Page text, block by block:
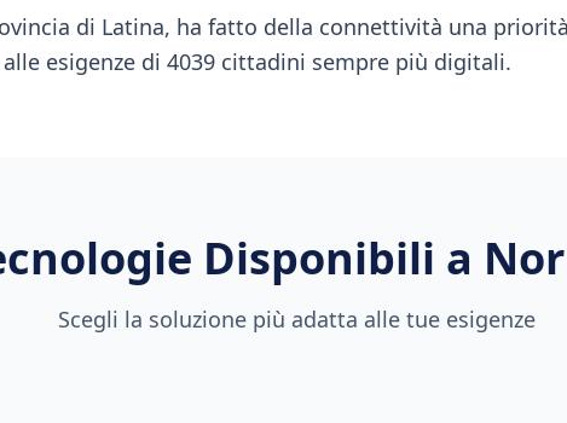
di Latina, ha fatto della connettività una
esigenze di 4039 cittadini sempre più digitali.
Disponibili a
Scegli la soluzione più adatta alle tue esigenze